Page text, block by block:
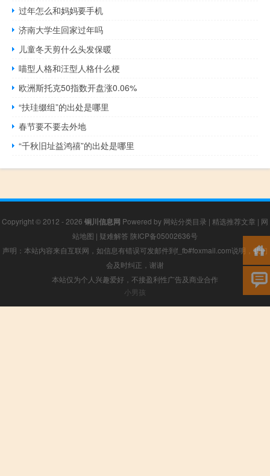
过年怎么和妈妈要手机
济南大学生回家过年吗
儿童冬天剪什么头发保暖
喵型人格和汪型人格什么梗
欧洲斯托克50指数开盘涨0.06%
“扶珪缀组”的出处是哪里
春节要不要去外地
“千秋旧址益鸿禧”的出处是哪里
Copyright © 2012 - 2026 铜川信息网 Powered by 网站分类目录 | 精选推荐文章 | 网
站地图 | 疑难解答 陕ICP备05002636号
声明：本站内容来自互联网，如信息有错误可发邮件到f_fb#foxmail.com说明，我们
会及时纠正，谢谢
本站仅为个人兴趣爱好，不接盈利性广告及商业合作
小男孩